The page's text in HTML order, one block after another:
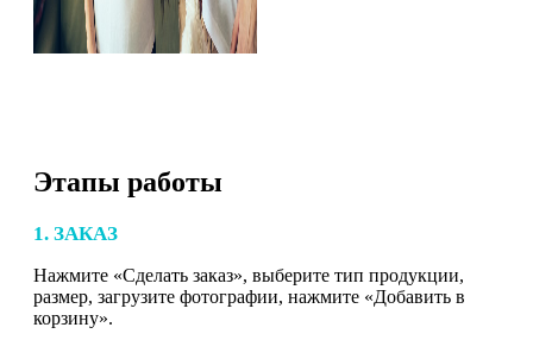
Этапы работы
1. ЗАКАЗ
Нажмите «Сделать заказ», выберите тип продукции,
размер, загрузите фотографии, нажмите «Добавить в
корзину».